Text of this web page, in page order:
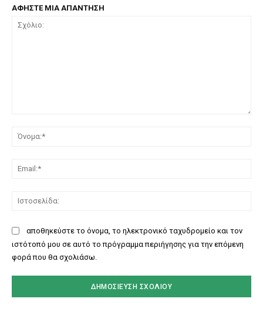
ΑΦΗΣΤΕ ΜΙΑ ΑΠΑΝΤΗΣΗ
αποθηκεύστε το όνομα, το ηλεκτρονικό ταχυδρομείο και τον
ιστότοπό μου σε αυτό το πρόγραμμα περιήγησης για την επόμενη
φορά που θα σχολιάσω.